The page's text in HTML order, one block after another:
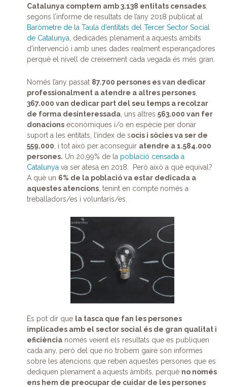
Catalunya comptem amb 3.138 entitats censades,
segons l’informe de resultats de l’any 2018 publicat al
Baròmetre de la Taula d’entitats del Tercer Sector Social
de Catalunya , dedicades plenament a aquests àmbits
d’intervenció i amb unes dades realment esperançadores
perquè el nivell de creixement cada vegada és més gran.
Només l’any passat 87.700 persones es van dedicar
professionalment a atendre a altres persones,
367.000 van dedicar part del seu temps a recolzar
de forma desinteressada, uns altres 563.000 van fer
donacionseconòmiques i/o en espècie per donar
suport a les entitats, l’índex de socis i sòcies va ser de
559.000 , i tot això per aconseguir atendre a 1.584.000
persones. Un 20,99% de la població censada a
Catalunya va ser atesa en 2018. Però això a què equival?
A què un 6% de la població va estar dedicada a
aquestes atencions, tenint en compte només a
treballadors/es i voluntaris/es.
Es pot dir que la tasca que fan les persones
implicades amb el sector social és de gran qualitat i
eficièncianomés veient els resultats que es publiquen
cada any, però del que no trobem gaire són informes
sobre les atencions que reben aquestes persones que es
dediquen plenament a aquests àmbits, perquè no només
ens hem de preocupar de cuidar de les persones